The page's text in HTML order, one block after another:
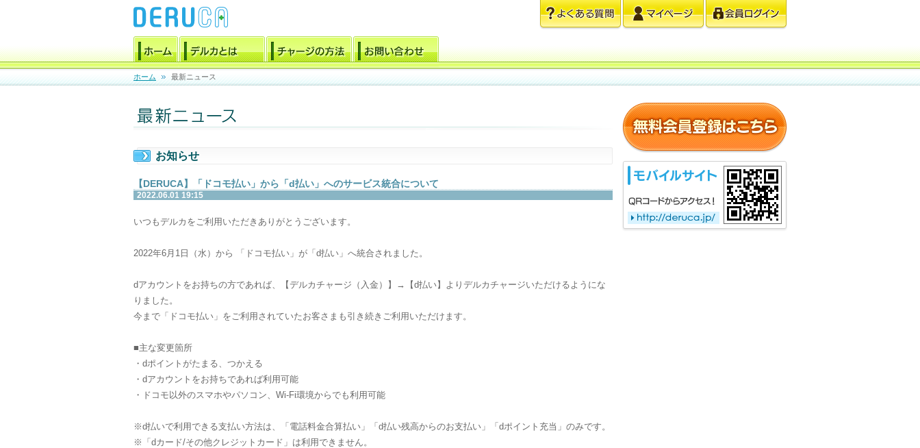
ホーム 最新ニュース
お知らせ
【DERUCA】「ドコモ払い」から「d払い」へのサービス統合について
2022.06.01 19:15
いつもデルカをご利用いただきありがとうございます。
2022年6月1日（水）から 「ドコモ払い」が「d払い」へ統合されました。
dアカウントをお持ちの方であれば、【デルカチャージ（入金）】→【d払い】よりデルカチャージいただけるようにな
りました。
今まで「ドコモ払い」をご利用されていたお客さまも引き続きご利用いただけます。
■主な変更箇所
・dポイントがたまる、つかえる
・dアカウントをお持ちであれば利用可能
・ドコモ以外のスマホやパソコン、Wi-Fi環境からでも利用可能
※d払いで利用できる支払い方法は、「電話料金合算払い」「d払い残高からのお支払い」「dポイント充当」のみです。
※「dカード/その他クレジットカード」は利用できません。